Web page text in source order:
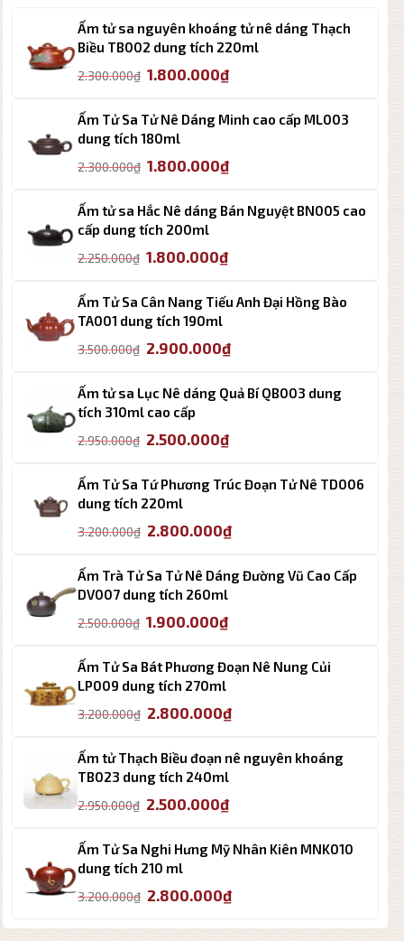
Ấm tử sa nguyên khoáng tử nê dáng Thạch
Biều TB002 dung tích 220ml
2.300.000₫ Giá
là:
2.300.000₫.
1.800.000₫Giá
Ấm Tử Sa Tử Nê Dáng Minh cao cấp ML003
dung tích 180ml
2.300.000₫ Giá
là:
2.300.000₫.
1.800.000₫Giá
tại
Ấm tử sa Hắc Nê dáng Bán Nguyệt BN005 cao
cấp dung tích 200ml
2.250.000₫ Giá
là:
2.250.000₫.
1.800.000₫Giá
Ấm Tử Sa Cân Nang Tiếu Anh Đại Hồng Bào
TA001 dung tích 190ml
3.500.000₫ Giá
3.500.000₫.
2.900.000₫Giá
tại
Ấm tử sa Lục Nê dáng Quả Bí QB003 dung
tích 310ml cao cấp
2.950.000₫ Giá
2.950.000₫.
2.500.000₫Giá
tại
Ấm Tử Sa Tứ Phương Trúc Đoạn Tử Nê TD006
dung tích 220ml
3.200.000₫ Giá
3.200.000₫.
2.800.000₫Giá
là:
Ấm Trà Tử Sa Tử Nê Dáng Đường Vũ Cao Cấp
DV007 dung tích 260ml
2.500.000₫ Giá
là:
2.500.000₫.
1.900.000₫Giá
là:
Ấm Tử Sa Bát Phương Đoạn Nê Nung Củi
LP009 dung tích 270ml
3.200.000₫ Giá
3.200.000₫.
2.800.000₫Giá
tại
Ấm tử Thạch Biều đoạn nê nguyên khoáng
TB023 dung tích 240ml
2.950.000₫ Giá
2.950.000₫.
2.500.000₫Giá
Ấm Tử Sa Nghi Hưng Mỹ Nhân Kiên MNK010
dung tích 210 ml
3.200.000₫ Giá
là:
2.800.000₫Giá
tại